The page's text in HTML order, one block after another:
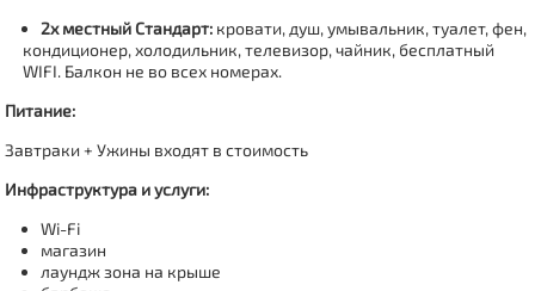
2х местный Стандарт: кровати, душ, умывальник, туалет, фен,
кондиционер, холодильник, телевизор, чайник, бесплатный
WIFI. Балкон не во всех номерах.
Питание:
Завтраки + Ужины входят в стоимость
Инфраструктура и услуги:
Wi-Fi
магазин
лаундж зона на крыше